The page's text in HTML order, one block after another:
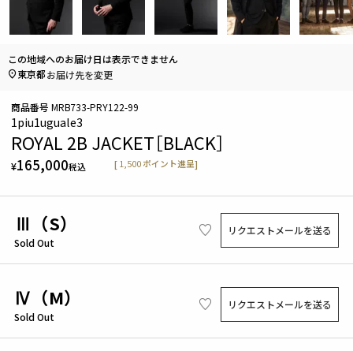
1piu1uguale3
ROYAL 2B JACKET［BLACK］
¥165,000税込 [ 1,500 ポイント進呈]
商品番号 MRB733-PRY122-99
Ⅲ（S）
Sold Out
リクエストメールを送る
Ⅳ（M）
Sold Out
リクエストメールを送る
この地域へのお届け日は表示できません
東京都お届け先を変更